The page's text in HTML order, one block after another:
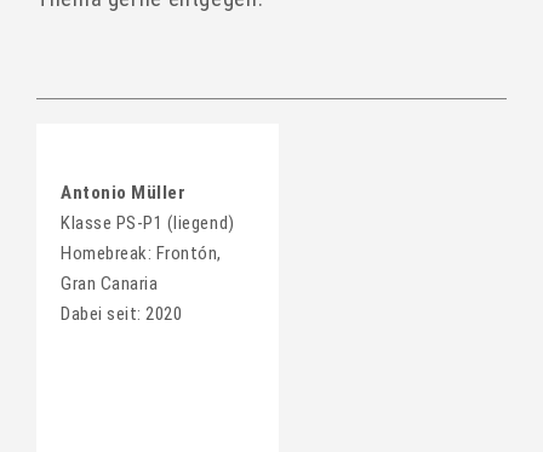
Antonio Müller
Klasse PS-P1 (liegend)
Homebreak: Frontón,
Gran Canaria
Dabei seit: 2020